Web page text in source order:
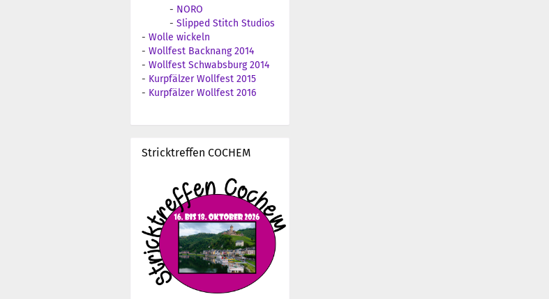
- NORO
- Slipped Stitch Studios
- Wolle wickeln
- Wollfest Backnang 2014
- Wollfest Schwabsburg 2014
- Kurpfälzer Wollfest 2015
- Kurpfälzer Wollfest 2016
Stricktreffen COCHEM